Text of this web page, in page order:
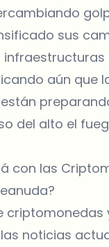
sus
infraestructuras
aún que
del alto el
con las
criptomonedas
noticias